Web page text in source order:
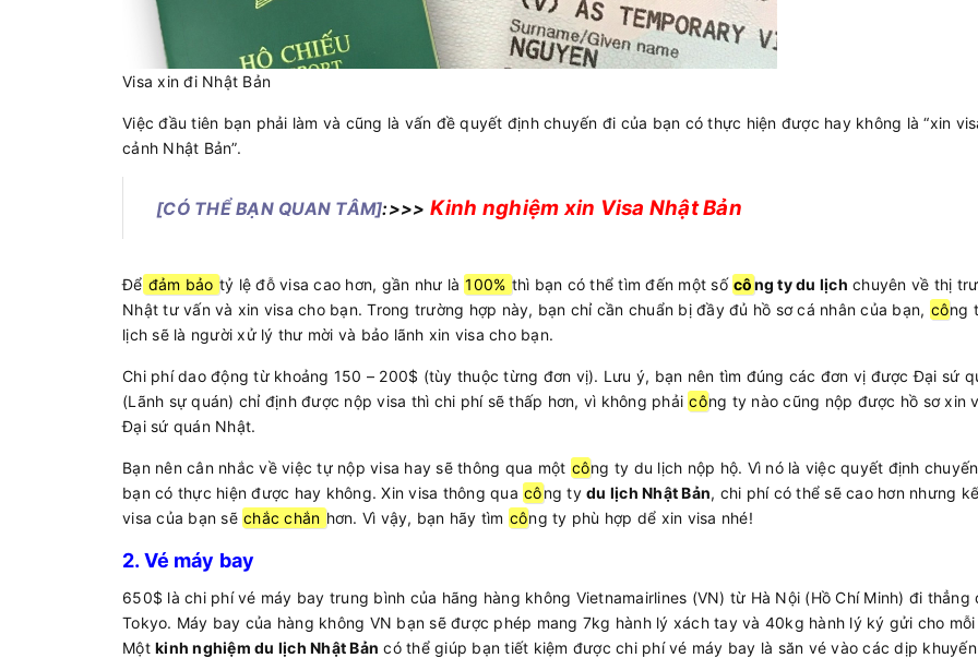
Visa xin đi Nhật Bản
Việc đầu tiên bạn phải làm và cũng là vấn đề quyết định chuyến đi của bạn có thực hiện được hay không là “xin
cảnh Nhật Bản”.
[CÓ THỂ BẠN QUAN TÂM]:>>> Kinh nghiệm xin Visa Nhật Bản
Để đảm bảo tỷ lệ đỗ visa cao hơn, gần như là 100% thì bạn có thể tìm đến một số công ty du lịch chuyên về thị
Nhật tư vấn và xin visa cho bạn. Trong trường hợp này, bạn chỉ cần chuẩn bị đầy đủ hồ sơ cá nhân của bạn, công
lịch sẽ là người xử lý thư mời và bảo lãnh xin visa cho bạn.
Chi phí dao động từ khoảng 150 – 200$ (tùy thuộc từng đơn vị). Lưu ý, bạn nên tìm đúng các đơn vị được Đại sứ
(Lãnh sự quán) chỉ định được nộp visa thì chi phí sẽ thấp hơn, vì không phải công ty nào cũng nộp được hồ sơ xin
Đại sứ quán Nhật.
Bạn nên cân nhắc về việc tự nộp visa hay sẽ thông qua một công ty du lịch nộp hộ. Vì nó là việc quyết định
bạn có thực hiện được hay không. Xin visa thông qua công ty du lịch Nhật Bản, chi phí có thể sẽ cao hơn nhưng
visa của bạn sẽ chắc chắn hơn. Vì vậy, bạn hãy tìm công ty phù hợp dể xin visa nhé!
2. Vé máy bay
650$ là chi phí vé máy bay trung bình của hãng hàng không Vietnamairlines (VN) từ Hà Nội (Hồ Chí Minh) đi thẳng
Tokyo. Máy bay của hàng không VN bạn sẽ được phép mang 7kg hành lý xách tay và 40kg hành lý ký gửi cho
Một kinh nghiệm du lịch Nhật Bản có thể giúp bạn tiết kiệm được chi phí vé máy bay là săn vé vào các dịp